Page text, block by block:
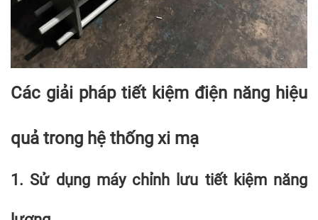
Các giải pháp tiết kiệm điện năng hiệu
quả trong hệ thống xi mạ
1. Sử dụng máy chỉnh lưu tiết kiệm năng